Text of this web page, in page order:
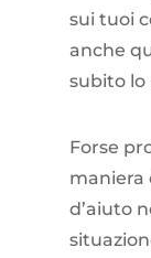
sui tuoi
anche
subito
Forse
maniera
d’aiuto